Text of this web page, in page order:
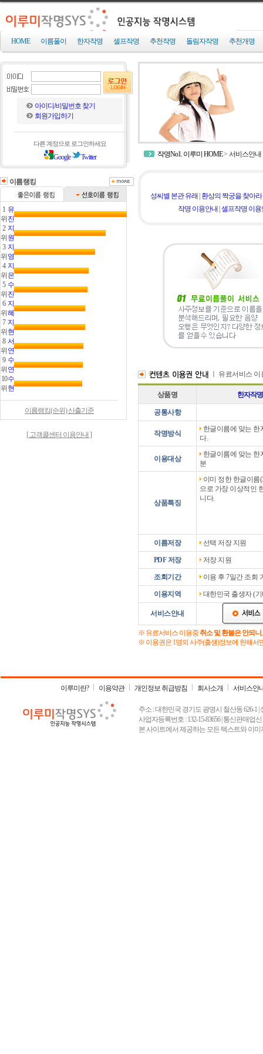
HOME 이름풀이 한자작명 셀프작명 추천작명 돌림자작명 추천개명
아이디/비밀번호 찾기
회원가입하기
다른 계정으로 로그인하세요
Google Twitter
이름랭킹
1
위
유
진
2
위
지
원
3
위
지
영
4
위
지
은
5
위
수
진
6
위
지
혜
7
위
지
현
8
위
서
연
9
위
수
연
10
위
수
현
이름랭킹(순위) 산출기준
[ 고객콜센터 이용안내 ]
작명No1. 이루미 HOME> 서비스안내
성씨별 본관 유래 환상의 짝궁을 찾아라
작명 이용안내 셀프작명 이용
ㅣ 유료서비스
상품명 한자작
공통사항
작명방식
한글이름에 맞는 한
다.
이용대상
한글이름에 맞는 한
분
상품특징
이미 정한 한글이름
으로 가장 이상적인
니다.
이름저장 선택 저장 지원
PDF 저장 저장 지원
조회기간 이용 후 7일간 조회
이용지역 대한민국 출생자 (
서비스안내
※ 유료서비스 이용중취소 및 환불은 안되니
※ 이용권은 1명의 사주(출생)정보에 한해서
이루미란? 이용약관 개인정보 취급방침 회사소개 서비스안
주소 : 대한민국 경기도 광명시 철산동 626-1 |
사업자등록번호 : 132-15-83656 | 통신판매업
본 사이트에서 제공하는 모든 텍스트와 이